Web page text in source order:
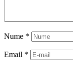
Nume *
Email *